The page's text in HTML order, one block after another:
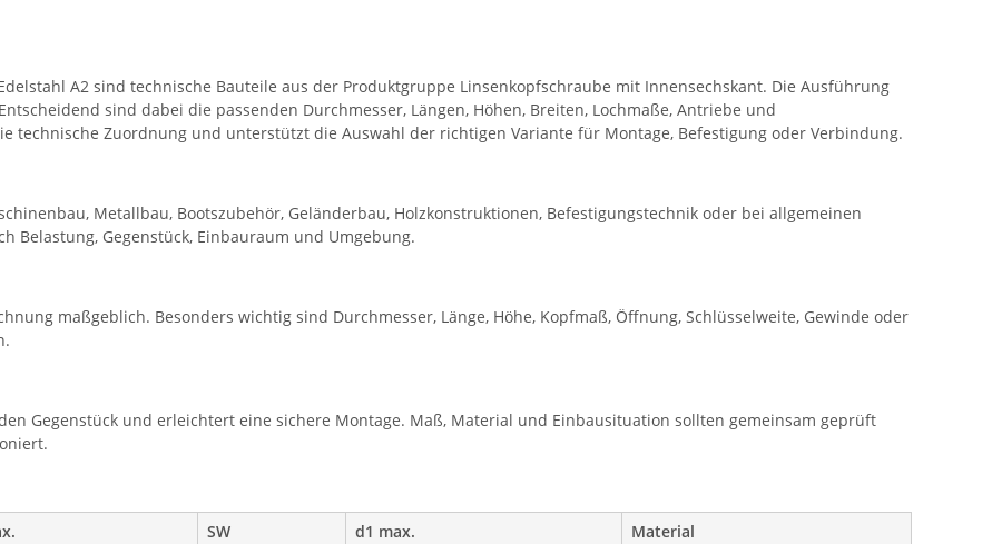
A2 sind technische Bauteile aus der Produktgruppe Linsenkopfschraube mit Innensechskant. Die Ausführung
sind dabei die passenden Durchmesser, Längen, Höhen, Breiten, Lochmaße, Antriebe und
technische Zuordnung und unterstützt die Auswahl der richtigen Variante für Montage, Befestigung oder Verbindung.
Metallbau, Bootszubehör, Geländerbau, Holzkonstruktionen, Befestigungstechnik oder bei allgemeinen
Belastung, Gegenstück, Einbauraum und Umgebung.
maßgeblich. Besonders wichtig sind Durchmesser, Länge, Höhe, Kopfmaß, Öffnung, Schlüsselweite, Gewinde oder
Gegenstück und erleichtert eine sichere Montage. Maß, Material und Einbausituation sollten gemeinsam geprüft
SW d1 max.
Material